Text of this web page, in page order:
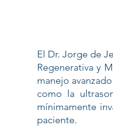
El Dr. Jorge de
Regenerativa y
manejo
como la
mínimamente
paciente.